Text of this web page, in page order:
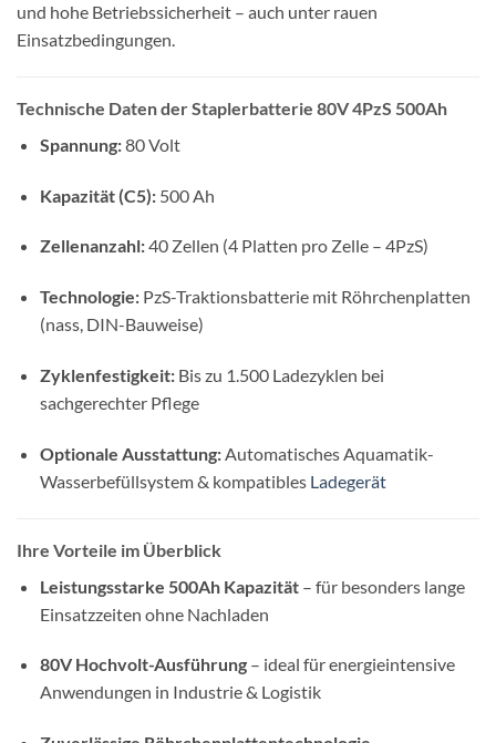
und hohe Betriebssicherheit – auch unter rauen
Einsatzbedingungen.
Technische Daten der Staplerbatterie 80V 4PzS 500Ah
Spannung:80 Volt
Kapazität (C5):500 Ah
Zellenanzahl:40 Zellen (4 Platten pro Zelle – 4PzS)
Technologie:PzS-Traktionsbatterie mit Röhrchenplatten
(nass, DIN-Bauweise)
Zyklenfestigkeit:Bis zu 1.500 Ladezyklen bei
sachgerechter Pflege
Optionale Ausstattung:Automatisches Aquamatik-
Wasserbefüllsystem & kompatibles Ladegerät
Ihre Vorteile im Überblick
Leistungsstarke 500Ah Kapazität– für besonders lange
Einsatzzeiten ohne Nachladen
80V Hochvolt-Ausführung– ideal für energieintensive
Anwendungen in Industrie & Logistik